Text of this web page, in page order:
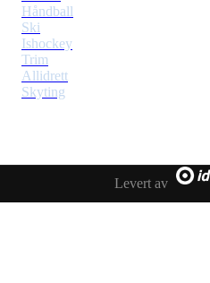
Håndball
Ski
Ishockey
Trim
Allidrett
Skyting
Levert av